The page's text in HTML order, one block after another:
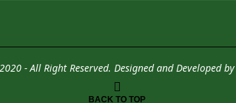
- All Right Reserved. Designed and Developed by
BACK TO TOP